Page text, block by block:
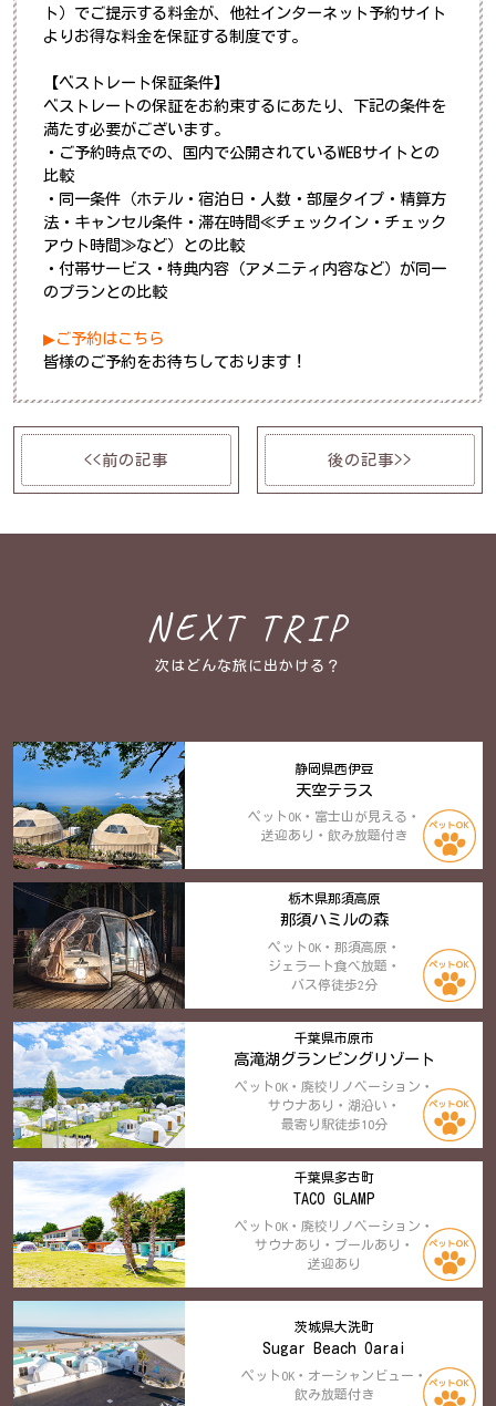
ト）でご提示する料金が、他社インターネット予約サイト
よりお得な料金を保証する制度です。
【ベストレート保証条件】
ベストレートの保証をお約束するにあたり、下記の条件を
満たす必要がございます。
・ご予約時点での、国内で公開されているWEBサイトとの
比較
・同一条件（ホテル・宿泊日・人数・部屋タイプ・精算方
法・キャンセル条件・滞在時間≪チェックイン・チェック
アウト時間≫など）との比較
・付帯サービス・特典内容（アメニティ内容など）が同一
のプランとの比較
▶ご予約はこちら
皆様のご予約をお待ちしております！
<<前の記事 後の記事>>
NEXT TRIP
次はどんな旅に出かける？
静岡県西伊豆
天空テラス
ペットOK・富士山が見える・
送迎あり・飲み放題付き
栃木県那須高原
那須ハミルの森
ペットOK・那須高原・
ジェラート食べ放題・
バス停徒歩2分
千葉県市原市
高滝湖グランピングリゾート
ペットOK・廃校リノベーション・
サウナあり・湖沿い・
最寄り駅徒歩10分
千葉県多古町
TACO GLAMP
ペットOK・廃校リノベーション・
サウナあり・プールあり・
送迎あり
茨城県大洗町
Sugar Beach Oarai
ペットOK・オーシャンビュー・
飲み放題付き